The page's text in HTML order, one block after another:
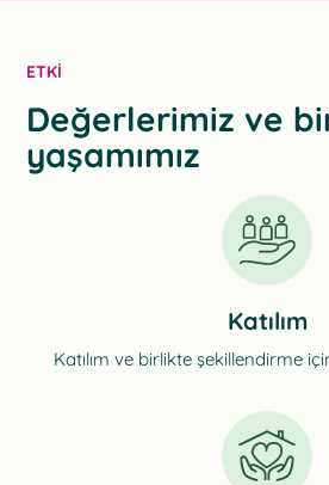
ETKI
Değerlerimiz ve
yaşamımız
Katılım
Katılım ve birlikte şekillendirme